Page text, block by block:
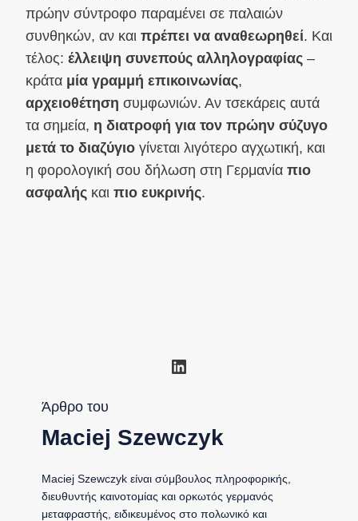
πρώην σύντροφο παραμένει σε παλαιών
συνθηκών, αν και πρέπει να αναθεωρηθεί. Και
τέλος: έλλειψη συνεπούς αλληλογραφίας –
κράτα μία γραμμή επικοινωνίας,
αρχειοθέτηση συμφωνιών. Αν τσεκάρεις αυτά
τα σημεία, η διατροφή για τον πρώην σύζυγο
μετά το διαζύγιο γίνεται λιγότερο αγχωτική, και
η φορολογική σου δήλωση στη Γερμανία πιο
ασφαλής και πιο ευκρινής.
Linkedin
Άρθρο του
Maciej Szewczyk
Maciej Szewczyk είναι σύμβουλος πληροφορικής,
διευθυντής καινοτομίας και ορκωτός γερμανός
μεταφραστής, ειδικευμένος στο πολωνικό και